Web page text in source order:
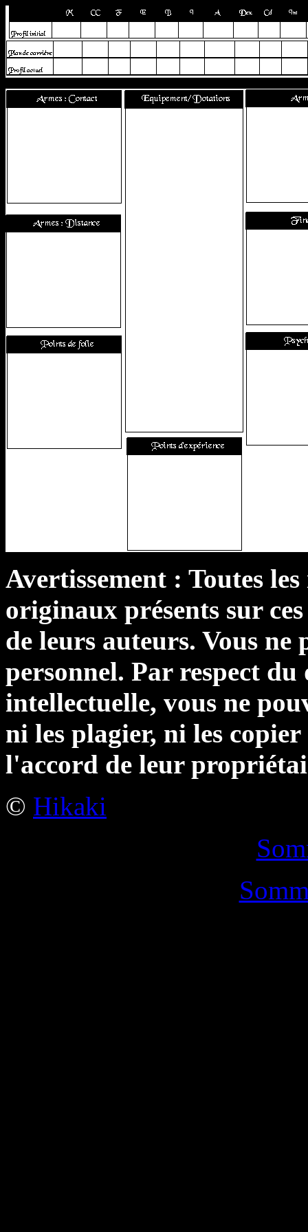
Avertissement : Toutes
originaux présents sur
de leurs auteurs. Vous
personnel. Par respect
intellectuelle, vous ne
ni les plagier, ni les
l'accord de leur
© Hikaki